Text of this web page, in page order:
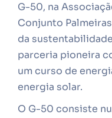
G-50, na
Conjunto
da
parceria pioneira
um curso de
energia solar.
O G-50 consiste